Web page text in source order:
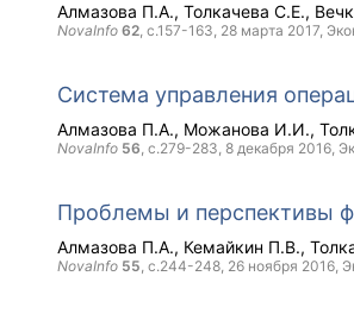
Алмазова П.А. Толкачева С.Е.
NovaInfo 62, с.157-163, 28 марта 2017,
Система управления
Алмазова П.А. Можанова И.И.
NovaInfo 56, с.279-283, 8 декабря 2016,
Проблемы и перспективы
Алмазова П.А. Кемайкин П.В.
NovaInfo 55, с.244-248, 26 ноября 2016,